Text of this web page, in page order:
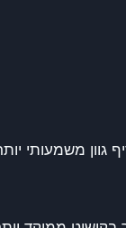
משמעותי